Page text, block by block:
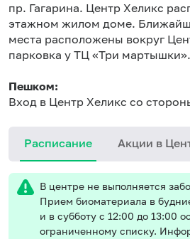
пр. Гагарина. Центр Хеликс
этажном жилом доме.
места расположены вокруг
парковка у ТЦ «Три мартышки».
Пешком:
Вход в Центр Хеликс со
Расписание Акции в
В центре не выполняется
Прием биоматериала в
и в субботу с 12:00 до 13:00
ограниченному списку.